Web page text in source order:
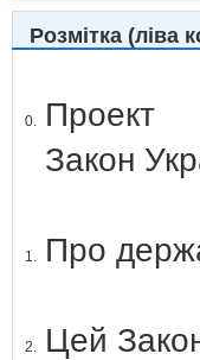
Розмітка (ліва
0.
Проект
Закон
1. Про
2.
Цей